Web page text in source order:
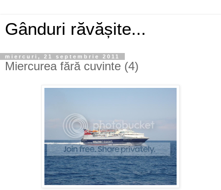
Gânduri răvășite...
miercuri, 21 septembrie 2011
Miercurea fără cuvinte (4)